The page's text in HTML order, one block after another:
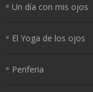
Un día con mis ojos
El Yoga de los ojos
Periferia